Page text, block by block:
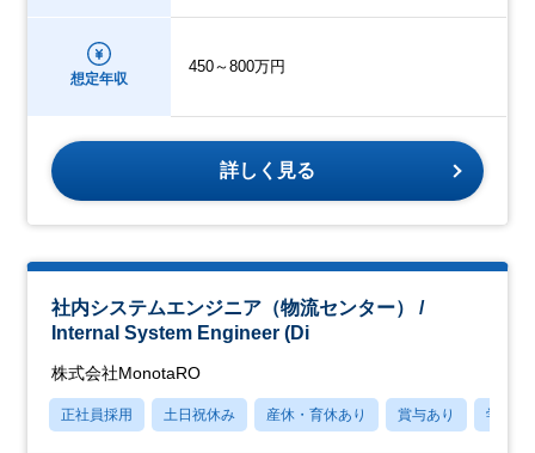
想定年収
450～800万円
詳しく見る
社内システムエンジニア（物流センター） /
Internal System Engineer (Di
株式会社MonotaRO
正社員採用 土日祝休み 産休・育休あり 賞与あり 学歴不